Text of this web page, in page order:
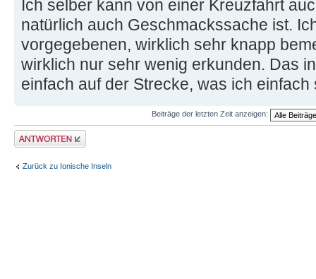
Ich selber kann von einer Kreuzfahrt
natürlich auch Geschmackssache ist.
vorgegebenen, wirklich sehr knapp
wirklich nur sehr wenig erkunden. Das
einfach auf der Strecke, was ich einfach
Beiträge der letzten Zeit anzeigen:
Antwort erstellen
Zurück zu Ionische Inseln